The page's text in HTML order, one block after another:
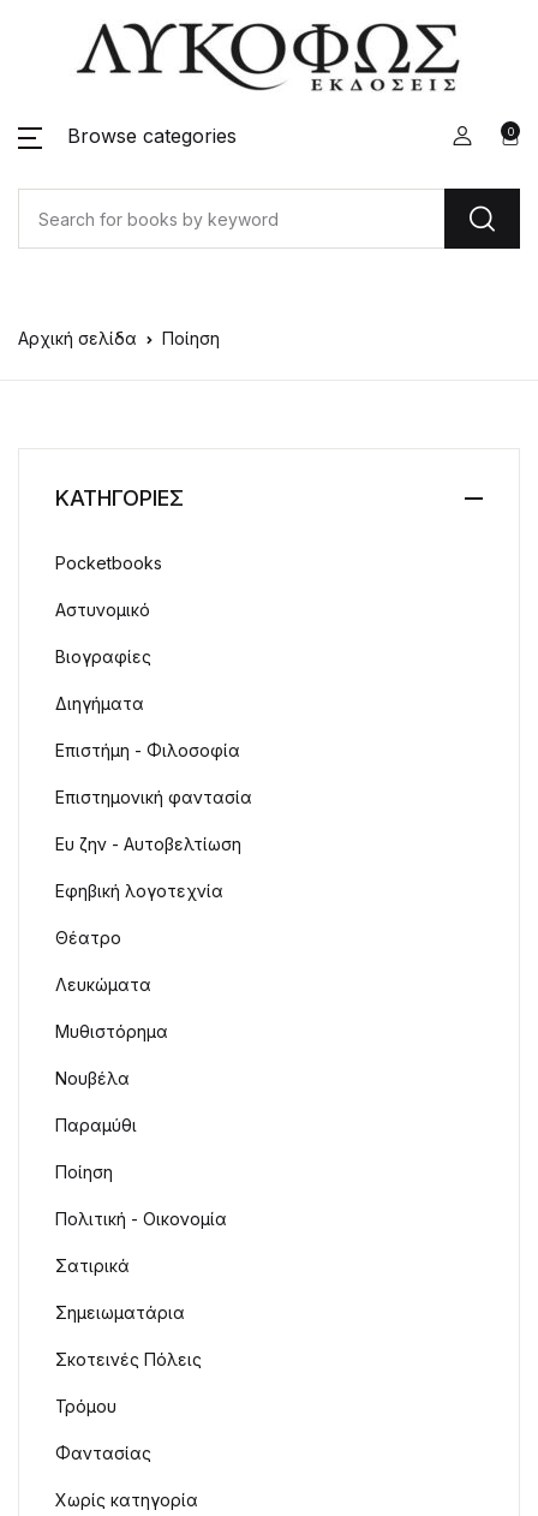
Browse categories 0
Αρχική σελίδα Ποίηση
ΚΑΤΗΓΟΡΙΕΣ
Pocketbooks
Αστυνομικό
Βιογραφίες
Διηγήματα
Επιστήμη - Φιλοσοφία
Επιστημονική φαντασία
Ευ ζην - Αυτοβελτίωση
Εφηβική λογοτεχνία
Θέατρο
Λευκώματα
Μυθιστόρημα
Νουβέλα
Παραμύθι
Ποίηση
Πολιτική - Οικονομία
Σατιρικά
Σημειωματάρια
Σκοτεινές Πόλεις
Τρόμου
Φαντασίας
Χωρίς κατηγορία